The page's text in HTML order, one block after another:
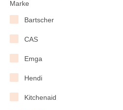
Marke
Bartscher
CAS
Emga
Hendi
Kitchenaid